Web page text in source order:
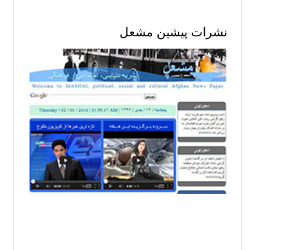
نشرات پیشین مشعل